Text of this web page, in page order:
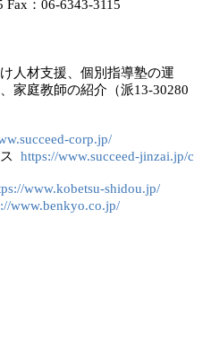
06-6343-3115
人材支援、個別指導塾の運
家庭教師の紹介（派13-30280
corp.jp/
https://www.succeed-jinzai.jp/c
www.kobetsu-shidou.jp/
www.benkyo.co.jp/